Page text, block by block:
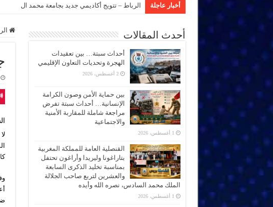
أخبار عاجلة الرباط – تتويج أكاديمي جديد بجامعة محمد الخامس
أحدث المقالات
أحداث سبتة… بين تعقيدات
الهجرة وتحديات التعاون الإقليمي
2 أغسطس، 2026
بين حماية الأمن وصون الكرامة
الإنسانية… أحداث سبتة تفرض
مراجعة شاملة للمقاربة الأمنية
والاجتماعية
1 أغسطس، 2026
القنصلية العامة للمملكة المغربية
بتاراغونا وليريدا وأراغون تحتفل
بمناسبة تخليد الذكرى السابعة
والعشرين لتربع صاحب الجلالة
الملك محمد السادس، نصره الله وأيده
1 أغسطس، 2026